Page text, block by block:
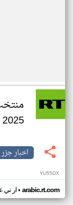
2025 من دور المجموعات
اخبار جزر
YU55DX
ار تي• arabic.rt.com